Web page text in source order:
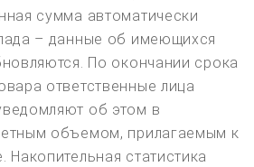
сумма автоматически
– данные об имеющихся
По окончании срока
ответственные лица
об этом в
объемом, прилагаемым к
Накопительная статистика